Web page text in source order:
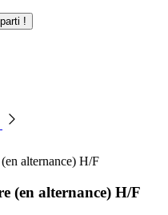
!
alternance) H/F
(en alternance) H/F